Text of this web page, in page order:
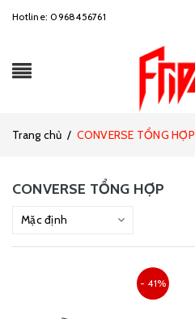
Hotline:0968456761
Trang chủ / CONVERSE TỔNG HỢP
CONVERSE TỔNG HỢP
- 41%